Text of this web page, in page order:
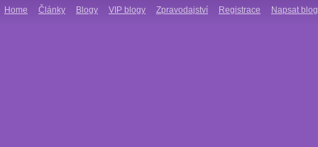
Home Články Blogy VIP blogy Zpravodajství Registrace Napsat blog